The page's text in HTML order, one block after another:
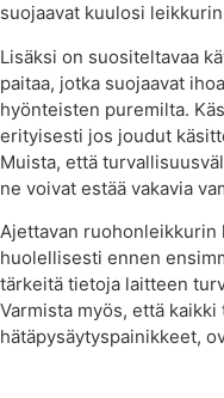
suojaavat kuulosi
Lisäksi on suositeltavaa
paitaa, jotka suojaavat
hyönteisten puremilta.
erityisesti jos joudut
Muista, että
ne voivat estää vakavia
Ajettavan ruohonleikkurin
huolellisesti ennen
tärkeitä tietoja laitteen
Varmista myös, että
hätäpysäytyspainikkeet,